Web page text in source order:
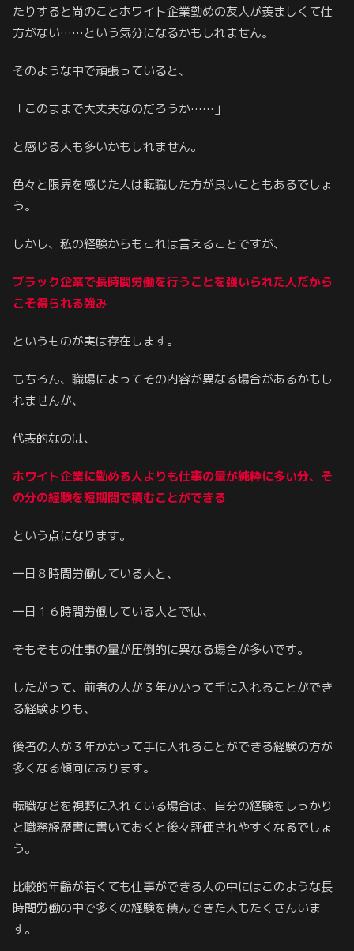
たりすると尚のことホワイト企業勤めの友人が羨ましくて仕
方がない……という気分になるかもしれません。
そのような中で頑張っていると、
「このままで大丈夫なのだろうか……」
と感じる人も多いかもしれません。
色々と限界を感じた人は転職した方が良いこともあるでしょ
う。
しかし、私の経験からもこれは言えることですが、
ブラック企業で長時間労働を行うことを強いられた人だから
こそ得られる強み
というものが実は存在します。
もちろん、職場によってその内容が異なる場合があるかもし
れませんが、
代表的なのは、
ホワイト企業に勤める人よりも仕事の量が純粋に多い分、そ
の分の経験を短期間で積むことができる
という点になります。
一日８時間労働している人と、
一日１６時間労働している人とでは、
そもそもの仕事の量が圧倒的に異なる場合が多いです。
したがって、前者の人が３年かかって手に入れることができ
る経験よりも、
後者の人が３年かかって手に入れることができる経験の方が
多くなる傾向にあります。
転職などを視野に入れている場合は、自分の経験をしっかり
と職務経歴書に書いておくと後々評価されやすくなるでしょ
う。
比較的年齢が若くても仕事ができる人の中にはこのような長
時間労働の中で多くの経験を積んできた人もたくさんいま
す。